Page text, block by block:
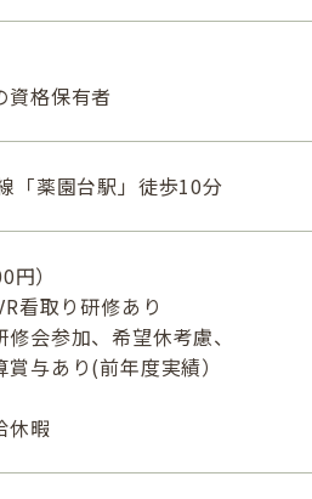
資格保有者
「薬園台駅」徒歩10分
）
看取り研修あり
会参加、希望休考慮、
与あり(前年度実績）
休暇